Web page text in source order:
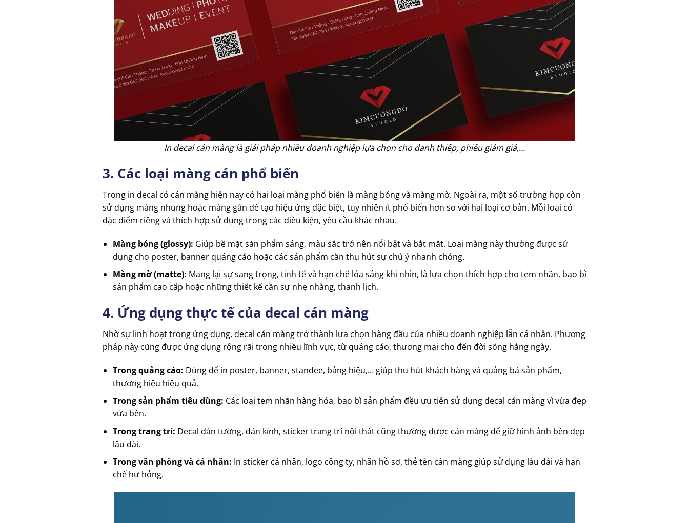
In decal cán màng là giải pháp nhiều doanh nghiệp lựa chọn cho danh thiếp, phiếu giảm giá,…
3. Các loại màng cán phổ biến
Trong in decal có cán màng hiện nay có hai loại màng phổ biến là màng bóng và màng mờ. Ngoài ra, một số trường hợp còn
sử dụng màng nhung hoặc màng gân để tạo hiệu ứng đặc biệt, tuy nhiên ít phổ biến hơn so với hai loại cơ bản. Mỗi loại có
đặc điểm riêng và thích hợp sử dụng trong các điều kiện, yêu cầu khác nhau.
Màng bóng (glossy): Giúp bề mặt sản phẩm sáng, màu sắc trở nên nổi bật và bắt mắt. Loại màng này thường được sử
dụng cho poster, banner quảng cáo hoặc các sản phẩm cần thu hút sự chú ý nhanh chóng.
Màng mờ (matte): Mang lại sự sang trọng, tinh tế và hạn chế lóa sáng khi nhìn, là lựa chọn thích hợp cho tem nhãn, bao bì
sản phẩm cao cấp hoặc những thiết kế cần sự nhẹ nhàng, thanh lịch.
4. Ứng dụng thực tế của decal cán màng
Nhờ sự linh hoạt trong ứng dụng, decal cán màng trở thành lựa chọn hàng đầu của nhiều doanh nghiệp lẫn cá nhân. Phương
pháp này cũng được ứng dụng rộng rãi trong nhiều lĩnh vực, từ quảng cáo, thương mại cho đến đời sống hằng ngày.
Trong quảng cáo: Dùng để in poster, banner, standee, bảng hiệu,… giúp thu hút khách hàng và quảng bá sản phẩm,
thương hiệu hiệu quả.
Trong sản phẩm tiêu dùng: Các loại tem nhãn hàng hóa, bao bì sản phẩm đều ưu tiên sử dụng decal cán màng vì vừa đẹp
vừa bền.
Trong trang trí: Decal dán tường, dán kính, sticker trang trí nội thất cũng thường được cán màng để giữ hình ảnh bền đẹp
lâu dài.
Trong văn phòng và cá nhân: In sticker cá nhân, logo công ty, nhãn hồ sơ, thẻ tên cán màng giúp sử dụng lâu dài và hạn
chế hư hỏng.